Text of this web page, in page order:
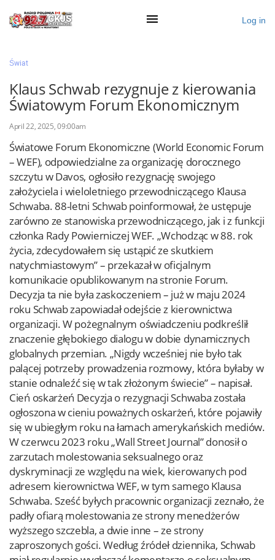
Ogłoś się
Działy
Zaloguj przez Clascal
Log in
Świat
Klaus Schwab rezygnuje z kierowania
Światowym Forum Ekonomicznym
April 22, 2025, 09:00am
Światowe Forum Ekonomiczne (World Economic Forum
– WEF), odpowiedzialne za organizację dorocznego
szczytu w Davos, ogłosiło rezygnację swojego
założyciela i wieloletniego przewodniczącego Klausa
Schwaba. 88-letni Schwab poinformował, że ustępuje
zarówno ze stanowiska przewodniczącego, jak i z funkcji
członka Rady Powierniczej WEF. „Wchodząc w 88. rok
życia, zdecydowałem się ustąpić ze skutkiem
natychmiastowym” – przekazał w oficjalnym
komunikacie opublikowanym na stronie Forum.
Decyzja ta nie była zaskoczeniem – już w maju 2024
roku Schwab zapowiadał odejście z kierownictwa
organizacji. W pożegnalnym oświadczeniu podkreślił
znaczenie głębokiego dialogu w dobie dynamicznych
globalnych przemian. „Nigdy wcześniej nie było tak
palącej potrzeby prowadzenia rozmowy, która byłaby w
stanie odnaleźć się w tak złożonym świecie” – napisał.
Cień oskarżeń Decyzja o rezygnacji Schwaba została
ogłoszona w cieniu poważnych oskarżeń, które pojawiły
się w ubiegłym roku na łamach amerykańskich mediów.
W czerwcu 2023 roku „Wall Street Journal” donosił o
zarzutach molestowania seksualnego oraz
dyskryminacji ze względu na wiek, kierowanych pod
adresem kierownictwa WEF, w tym samego Klausa
Schwaba. Sześć byłych pracownic organizacji zeznało, że
padły ofiarą molestowania ze strony menedżerów
wyższego szczebla, a dwie inne – ze strony
zaproszonych gości. Według źródeł dziennika, Schwab